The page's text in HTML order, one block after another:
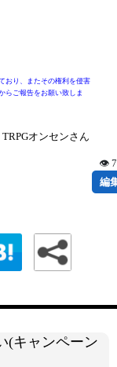
おり、またその権利を侵害
らご報告をお願い致しま
TRPGオンセンさん
👁
編
(キャンペーン